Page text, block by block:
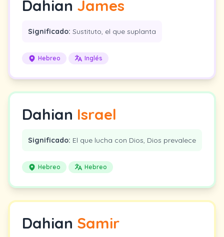
Dahian James
Significado: Sustituto, el que suplanta
Hebreo Inglés
Dahian Israel
Significado: El que lucha con Dios, Dios prevalece
Hebreo Hebreo
Dahian Samir